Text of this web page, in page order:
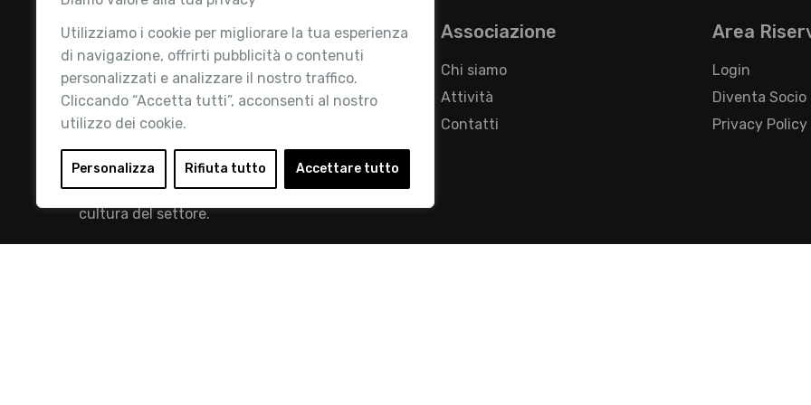
Utilizziamo i cookie per migliorare la tua esperienza
di navigazione, offrirti pubblicità o contenuti
personalizzati e analizzare il nostro traffico.
Cliccando “Accetta tutti”, acconsenti al nostro
utilizzo dei cookie.
Personalizza Rifiuta tutto Accettare tutto
Retail Institute Italy è l’Associazione di
riferimento per l'Ecosistema Retail: la nostra
mission è quella di promuovere lo sviluppo e la
cultura del settore.
Associazione
Chi siamo
Attività
Contatti
Area
Login
Diventa Socio
Privacy Policy